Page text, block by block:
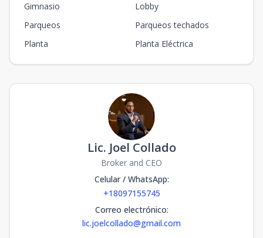
Gimnasio
Lobby
Parqueos
Parqueos techados
Planta
Planta Eléctrica
Lic. Joel Collado
Broker and CEO
Celular / WhatsApp:
+18097155745
Correo electrónico:
lic.joelcollado@gmail.com